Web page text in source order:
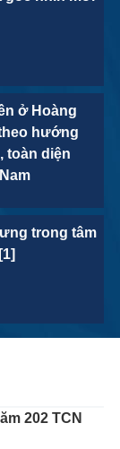
ở Hoàng
hướng
toàn diện
trong tâm
202 TCN